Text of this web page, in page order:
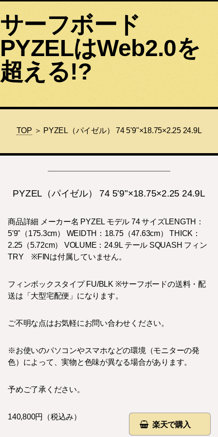
サーフボード
PYZELはWeb2.0を
超える!?
TOP ＞ PYZEL（パイゼル） 74 5'9"×18.75×2.25 24.9L
PYZEL（パイゼル） 74 5'9"×18.75×2.25 24.9L
商品詳細 メーカー名 PYZEL モデル 74 サイズLENGTH：
5'9"（175.3cm） WEIDTH：18.75（47.63cm） THICK：
2.25（5.72cm） VOLUME：24.9L テール SQUASH フィン
TRY ※FINは付属していません。
フィンボックスタイプ FU/BLK ※サーフボードの送料・配
送は「大型宅配便」になります。
ご不明な点はお気軽にお問い合わせください。
※お使いのパソコンやスマホなどの環境（モニターの発
色）によって、実物と色味が異なる場合があります。
予めご了承ください。
楽天で購入
140,800円（税込み）